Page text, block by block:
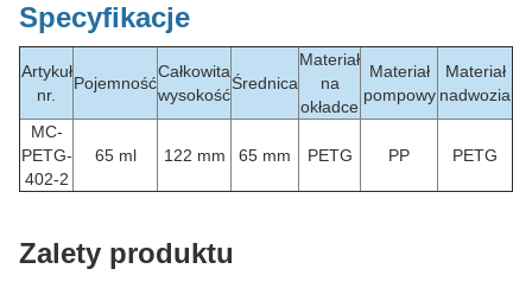
Specyfikacje
Artykuł
nr.
Pojemność
Całkowita
wysokość
Średnica
Materiał
na
okładce
Materiał
pompowy
Materiał
nadwozia
MC-
PETG-
402-2
65 ml 122 mm 65 mm PETG PP PETG
Zalety produktu